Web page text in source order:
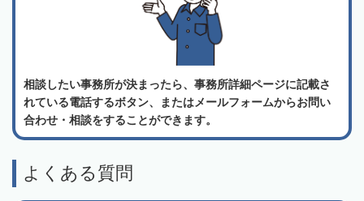
相談したい事務所が決まったら、事務所詳細ページに記載さ
れている電話するボタン、またはメールフォームからお問い
合わせ・相談をすることができます。
よくある質問